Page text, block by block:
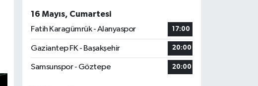
16 Mayıs, Cumartesi
Fatih Karagümrük - Alanyaspor
17:00
Gaziantep FK - Başakşehir 20:00
Samsunspor - Göztepe 20:00